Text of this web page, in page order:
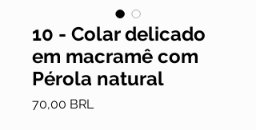
10 - Colar delicado
em macramê com
Pérola natural
70,00 BRL